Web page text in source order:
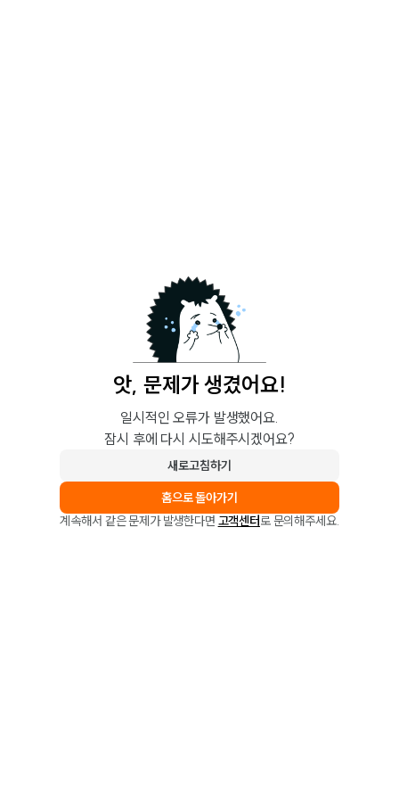
앗, 문제가 생겼어요!
일시적인 오류가 발생했어요.
잠시 후에 다시 시도해주시겠어요?
새로고침하기
홈으로 돌아가기
계속해서 같은 문제가 발생한다면 고객센터로 문의해주세요.